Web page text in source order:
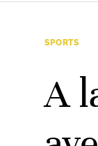
du
SPORTS
A